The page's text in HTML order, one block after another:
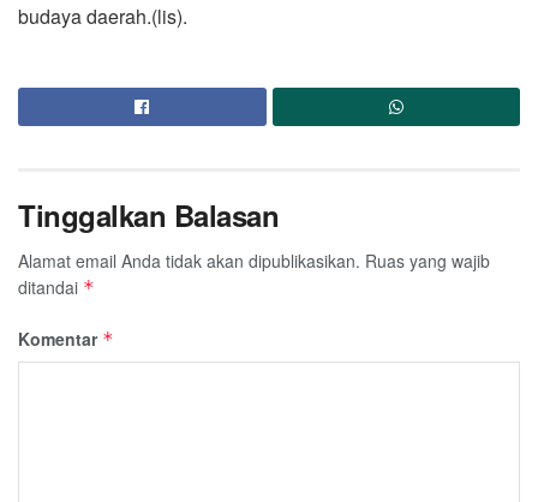
budaya daerah.(lis).
Tinggalkan Balasan
Alamat email Anda tidak akan dipublikasikan. Ruas yang wajib
ditandai *
Komentar *